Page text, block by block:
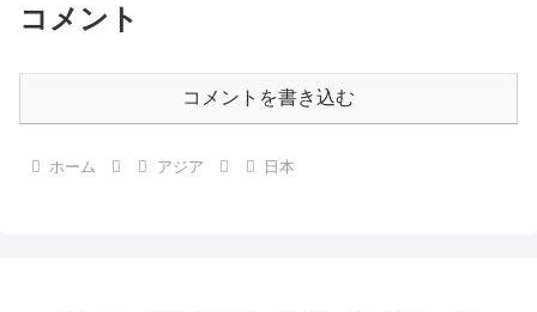
コメント
コメントを書き込む
ホーム アジア 日本